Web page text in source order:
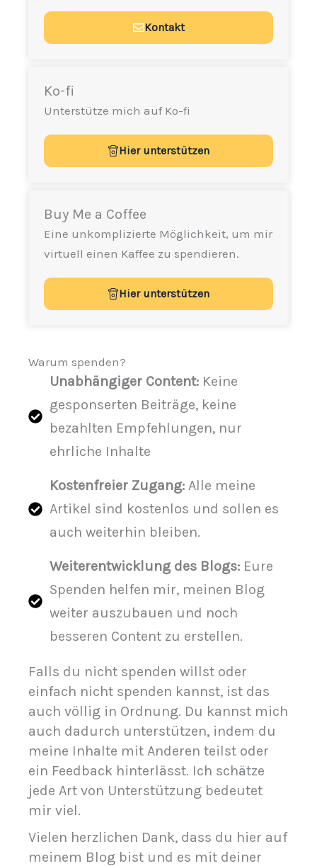
Kontakt
Ko-fi
Unterstütze mich auf Ko-fi
Hier unterstützen
Buy Me a Coffee
Eine unkomplizierte Möglichkeit, um mir
virtuell einen Kaffee zu spendieren.
Hier unterstützen
Warum spenden?
Unabhängiger Content: Keine
gesponserten Beiträge, keine
bezahlten Empfehlungen, nur
ehrliche Inhalte
Kostenfreier Zugang: Alle meine
Artikel sind kostenlos und sollen es
auch weiterhin bleiben.
Weiterentwicklung des Blogs: Eure
Spenden helfen mir, meinen Blog
weiter auszubauen und noch
besseren Content zu erstellen.
Falls du nicht spenden willst oder
einfach nicht spenden kannst, ist das
auch völlig in Ordnung. Du kannst mich
auch dadurch unterstützen, indem du
meine Inhalte mit Anderen teilst oder
ein Feedback hinterlässt. Ich schätze
jede Art von Unterstützung bedeutet
mir viel.
Vielen herzlichen Dank, dass du hier auf
meinem Blog bist und es mit deiner